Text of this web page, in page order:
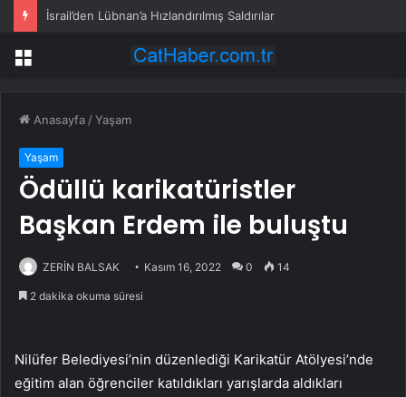
İsrail’den Lübnan’a Hızlandırılmış Saldırılar
Menü
Anasayfa /Yaşam
Yaşam
Ödüllü karikatüristler
Başkan Erdem ile buluştu
ZERİN BALSAK Kasım 16, 2022 0 14
2 dakika okuma süresi
Nilüfer Belediyesi’nin düzenlediği Karikatür Atölyesi’nde
eğitim alan öğrenciler katıldıkları yarışlarda aldıkları